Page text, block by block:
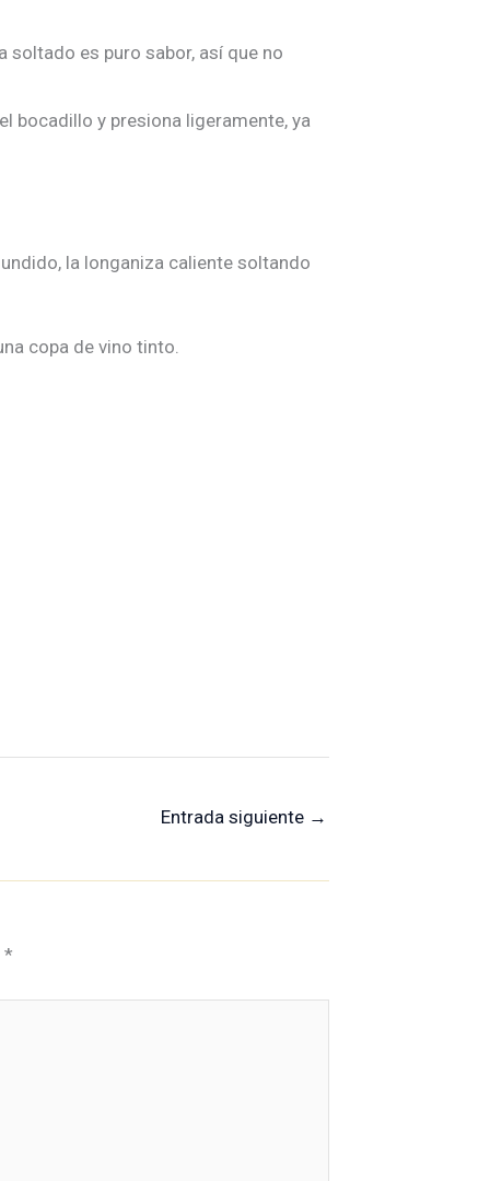
soltado es puro sabor, así que no
bocadillo y presiona ligeramente, ya
la longaniza caliente soltando
copa de vino tinto.
Entrada siguiente →
*